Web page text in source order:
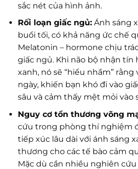
sắc nét của hình ảnh.
Rối loạn giấc ngủ:Ánh sáng
buổi tối, có khả năng ức chế
Melatonin – hormone chịu
giấc ngủ. Khi não bộ nhận tín
xanh, nó sẽ “hiểu nhầm” rằng
ngày, khiến bạn khó đi vào
sâu và cảm thấy mệt mỏi vào
Nguy cơ tổn thương võng
cứu trong phòng thí nghiệm
tiếp xúc lâu dài với ánh sáng
thương cho các tế bào cảm
Mặc dù cần nhiều nghiên